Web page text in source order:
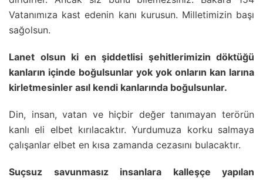
Vatanımıza kast edenin kanı kurusun. Milletimizin başı
sağolsun.
Lanet olsun ki en şiddetlisi şehitlerimizin döktüğü
kanların içinde boğulsunlar yok yok onların kan larına
kirletmesinler asıl kendi kanlarında boğulsunlar.
Din, insan, vatan ve hiçbir değer tanımayan terörün
kanlı eli elbet kırılacaktır. Yurdumuza korku salmaya
çalışanlar elbet en kısa zamanda cezasını bulacaktır.
Suçsuz savunmasız insanlara kalleşçe yapılan